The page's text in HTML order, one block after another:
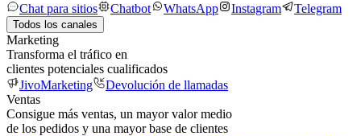
Chat para sitios
Chatbot WhatsApp Instagram Telegram
Todos los canales
Marketing
Transforma el tráfico en
clientes potenciales cualificados
JivoMarketing
Devolución de llamadas
Ventas
Consigue más ventas, un mayor valor medio
de los pedidos y una mayor base de clientes